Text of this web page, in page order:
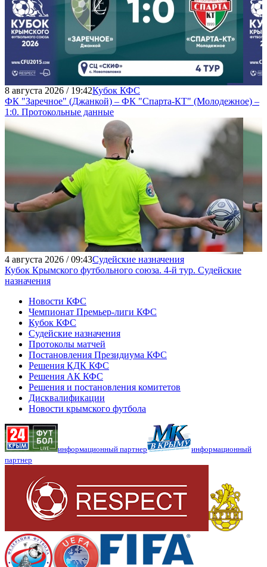
8 августа 2026 / 19:42Кубок КФС
ФК "Заречное" (Джанкой) – ФК "Спарта-КТ" (Молодежное) –
1:0. Протокольные данные
4 августа 2026 / 09:43Судейские назначения
Кубок Крымского футбольного союза. 4-й тур. Судейские
назначения
Новости КФС
Чемпионат Премьер-лиги КФС
Кубок КФС
Судейские назначения
Протоколы матчей
Постановления Президиума КФС
Решения КДК КФС
Решения АК КФС
Решения и постановления комитетов
Дисквалификации
Новости крымского футбола
информационный партнер
информационный
партнер